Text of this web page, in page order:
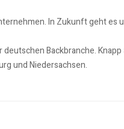
In Zukunft geht es
Backbranche.
und Niedersachsen.